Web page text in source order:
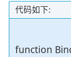
代码如下:
function